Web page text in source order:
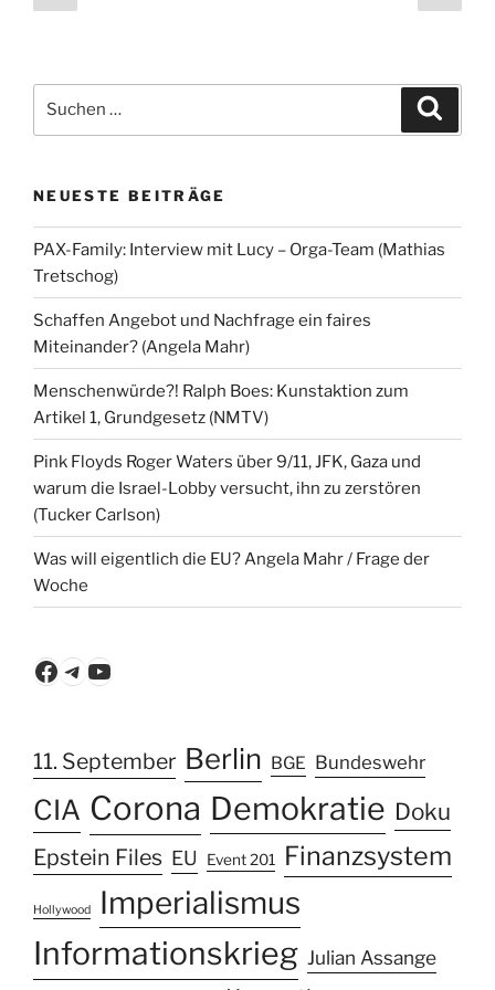
derSeite
nach:
NEUESTE BEITRÄGE
PAX-Family: Interview mit Lucy – Orga-Team (Mathias
Tretschog)
Schaffen Angebot und Nachfrage ein faires
Miteinander? (Angela Mahr)
Menschenwürde?! Ralph Boes: Kunstaktion zum
Artikel 1, Grundgesetz (NMTV)
Pink Floyds Roger Waters über 9/11, JFK, Gaza und
warum die Israel-Lobby versucht, ihn zu zerstören
(Tucker Carlson)
Was will eigentlich die EU? Angela Mahr / Frage der
Woche
Facebook
Telegram
YouTube
11. September Berlin BGE Bundeswehr
CIA Corona Demokratie Doku
Epstein Files EU Event 201 Finanzsystem
Hollywood
Imperialismus
Informationskrieg Julian Assange